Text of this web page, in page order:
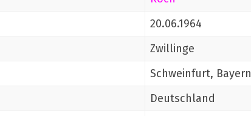
20.06.1964
Zwillinge
Schweinfurt, Bayern
Deutschland